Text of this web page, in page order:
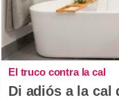
El truco contra la cal
Di adiós a la cal